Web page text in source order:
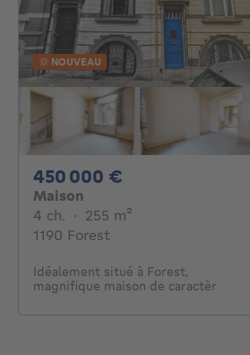
NOUVEAU
450 000 €
Maison
4 ch. 4 chambres
· 255 m²
1190 Forest
Idéalement situé à Forest,
magnifique maison de caractèr